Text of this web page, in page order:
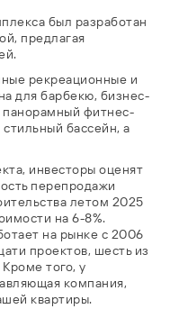
был разработан
предлагая
рекреационные и
для барбекю, бизнес-
панорамный фитнес-
бассейн, а
инвесторы оценят
перепродажи
летом 2025
на 6-8%.
на рынке с 2006
проектов, шесть из
того, у
компания,
квартиры.